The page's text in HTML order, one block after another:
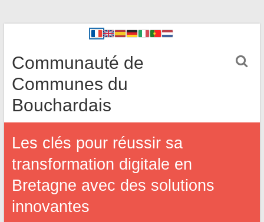
Communauté de
Communes du
Bouchardais
Les clés pour réussir sa
transformation digitale en
Bretagne avec des solutions
innovantes